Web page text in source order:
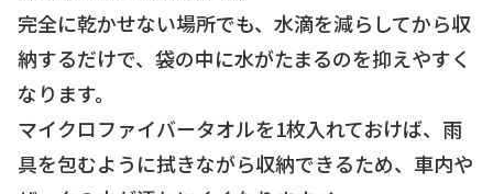
完全に乾かせない場所でも、水滴を減らしてから収
納するだけで、袋の中に水がたまるのを抑えやすく
なります。
マイクロファイバータオルを1枚入れておけば、雨
具を包むように拭きながら収納できるため、車内や